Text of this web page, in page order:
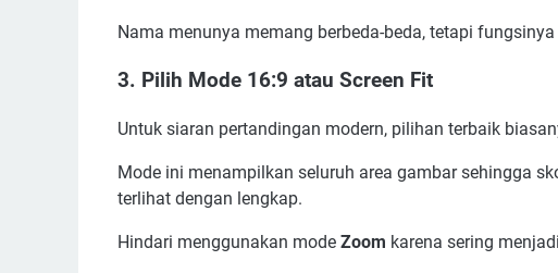
Nama menunya memang berbeda-beda, tetapi
3. Pilih Mode 16:9 atau Screen Fit
Untuk siaran pertandingan modern, pilihan terbaik
Mode ini menampilkan seluruh area gambar sehingga
terlihat dengan lengkap.
Hindari menggunakan mode Zoom karena sering